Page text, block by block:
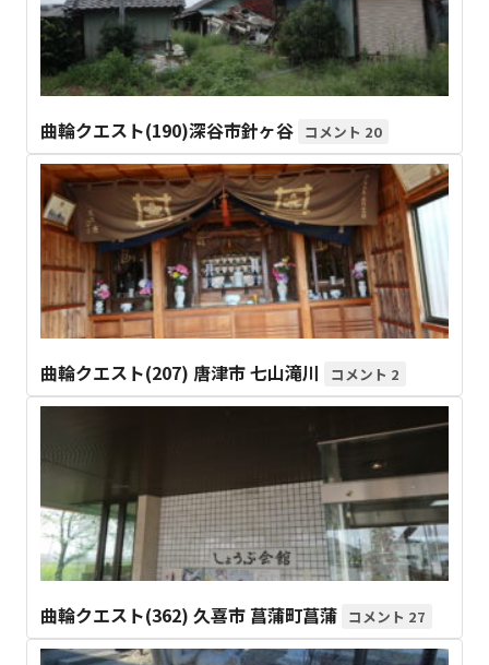
曲輪クエスト(190)深谷市針ヶ谷 20
曲輪クエスト(207) 唐津市 七山滝川 2
曲輪クエスト(362) 久喜市 菖蒲町菖蒲 27